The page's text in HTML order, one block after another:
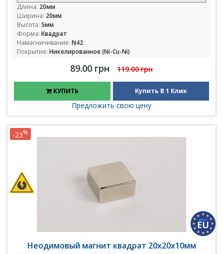
Длина: 20мм
Ширина: 20мм
Высота: 5мм
Форма: Квадрат
Намагничивание: N42
Покрытие: Никелированное (Ni-Cu-Ni)
89.00 грн 119.00 грн
КУПИТЬ Купить В 1 Клик
Предложить свою цену
Неодимовый магнит квадрат 20х20х10мм
-23%